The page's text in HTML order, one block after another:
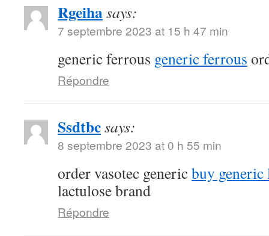
Rgeihasays:
7 septembre 2023 at 15 h 47 min
generic ferrous generic ferrous
Répondre
Ssdtbcsays:
8 septembre 2023 at 0 h 55 min
order vasotec genericbuy generic
lactulose brand
Répondre